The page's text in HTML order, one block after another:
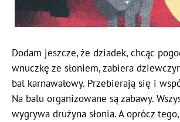
Dodam jeszcze, że dziadek, chcąc
wnuczkę ze słoniem, zabiera
bal karnawałowy. Przebierają się i
Na balu organizowane są zabawy.
wygrywa drużyna słonia. A oprócz